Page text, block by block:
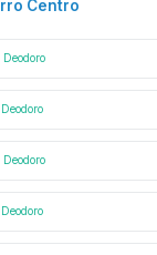
Centro
Deodoro
Deodoro